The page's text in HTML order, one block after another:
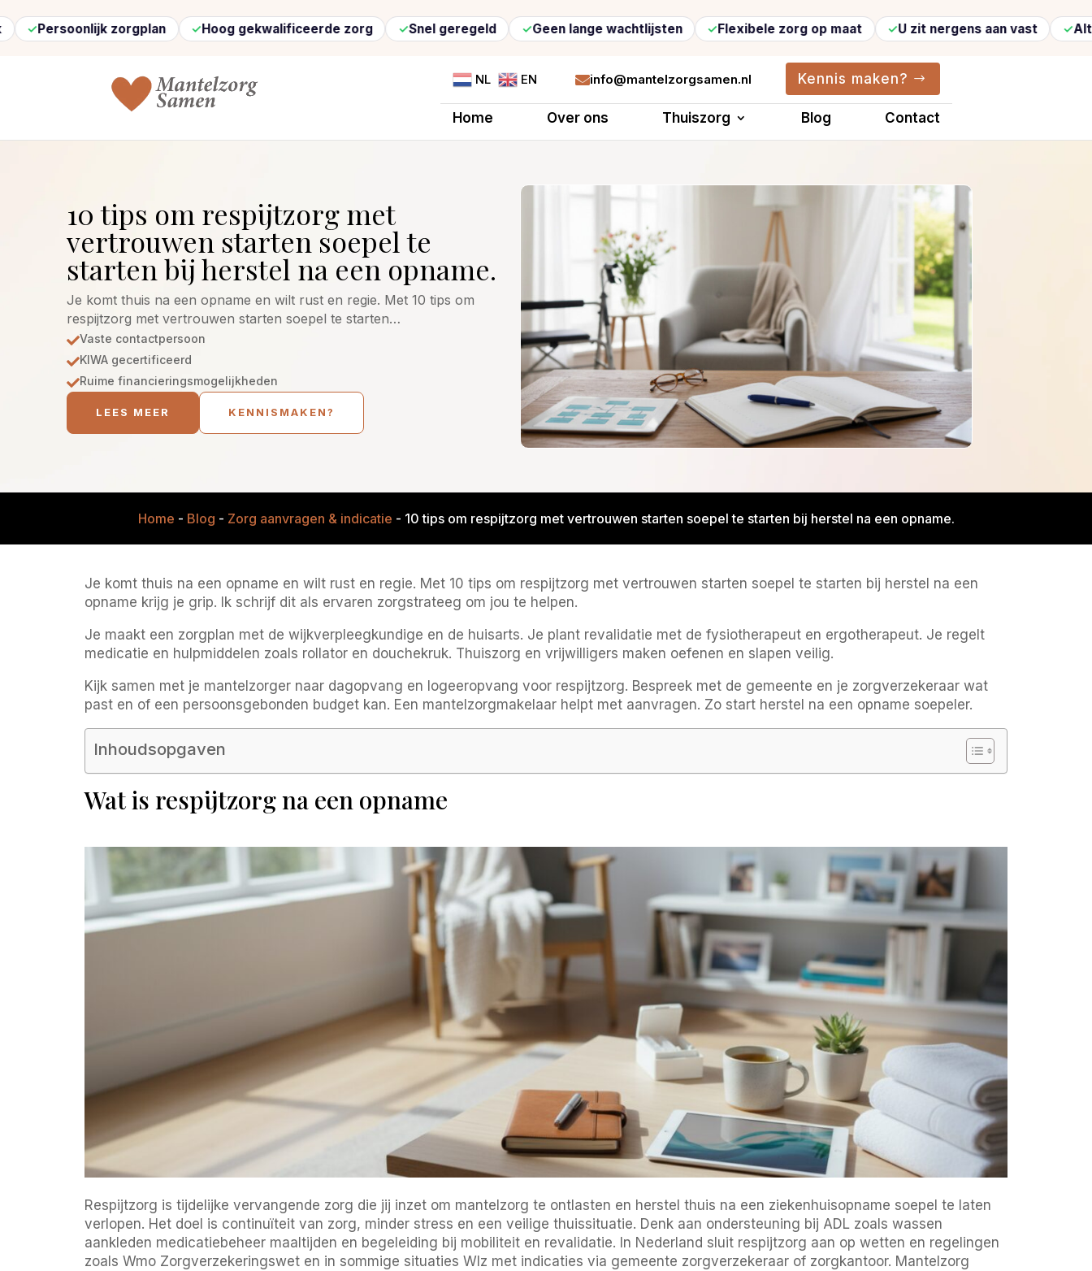
zorgplan Hoog gekwalificeerde zorg Snel geregeld Geen lange wachtlijsten Flexibele zorg op maat U zit nergens aan vast Altijd
NL EN info@mantelzorgsamen.nl Kennis maken?
Home Over ons Thuiszorg Blog Contact
10 tips om respijtzorg met
vertrouwen starten soepel te
starten bij herstel na een opname.
Je komt thuis na een opname en wilt rust en regie. Met 10 tips om
respijtzorg met vertrouwen starten soepel te starten…
Vaste contactpersoon
KIWA gecertificeerd
Ruime financieringsmogelijkheden
LEES MEER KENNISMAKEN?
Home - Blog - Zorg aanvragen & indicatie - 10 tips om respijtzorg met vertrouwen starten soepel te starten bij herstel na een opname.
Je komt thuis na een opname en wilt rust en regie. Met 10 tips om respijtzorg met vertrouwen starten soepel te starten bij herstel na een
opname krijg je grip. Ik schrijf dit als ervaren zorgstrateeg om jou te helpen.
Je maakt een zorgplan met de wijkverpleegkundige en de huisarts. Je plant revalidatie met de fysiotherapeut en ergotherapeut. Je regelt
medicatie en hulpmiddelen zoals rollator en douchekruk. Thuiszorg en vrijwilligers maken oefenen en slapen veilig.
Kijk samen met je mantelzorger naar dagopvang en logeeropvang voor respijtzorg. Bespreek met de gemeente en je zorgverzekeraar wat
past en of een persoonsgebonden budget kan. Een mantelzorgmakelaar helpt met aanvragen. Zo start herstel na een opname soepeler.
Inhoudsopgaven
Wat is respijtzorg na een opname
Respijtzorg is tijdelijke vervangende zorg die jij inzet om mantelzorg te ontlasten en herstel thuis na een ziekenhuisopname soepel te laten
verlopen. Het doel is continuïteit van zorg, minder stress en een veilige thuissituatie. Denk aan ondersteuning bij ADL zoals wassen
aankleden medicatiebeheer maaltijden en begeleiding bij mobiliteit en revalidatie. In Nederland sluit respijtzorg aan op wetten en regelingen
zoals Wmo Zorgverzekeringswet en in sommige situaties Wlz met indicaties via gemeente zorgverzekeraar of zorgkantoor. Mantelzorg